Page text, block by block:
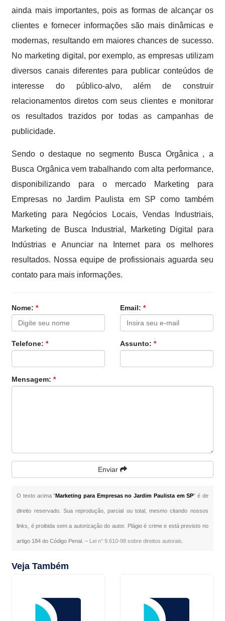
ainda mais importantes, pois as formas de alcançar os
clientes e fornecer informações são mais dinâmicas e
modernas, resultando em maiores chances de sucesso.
No marketing digital, por exemplo, as empresas utilizam
diversos canais diferentes para publicar conteúdos de
interesse do público-alvo, além de construir
relacionamentos diretos com seus clientes e monitorar
os resultados trazidos por todas as campanhas de
publicidade.
Sendo o destaque no segmento Busca Orgânica , a
Busca Orgânica vem trabalhando com alta performance,
disponibilizando para o mercado Marketing para
Empresas no Jardim Paulista em SP como também
Marketing para Negócios Locais, Vendas Industriais,
Marketing de Busca Industrial, Marketing Digital para
Indústrias e Anunciar na Internet para os melhores
resultados. Nossa equipe de profissionais aguarda seu
contato para mais informações.
Nome:* Email: *
Telefone:* Assunto: *
Mensagem:*
Enviar
O texto acima "Marketing para Empresas no Jardim Paulista em SP" é de
direito reservado. Sua reprodução, parcial ou total, mesmo citando nossos
links, é proibida sem a autorização do autor. Plágio é crime e está previsto no
artigo 184 do Código Penal. – Lei n° 9.610-98 sobre direitos autorais
Veja Também